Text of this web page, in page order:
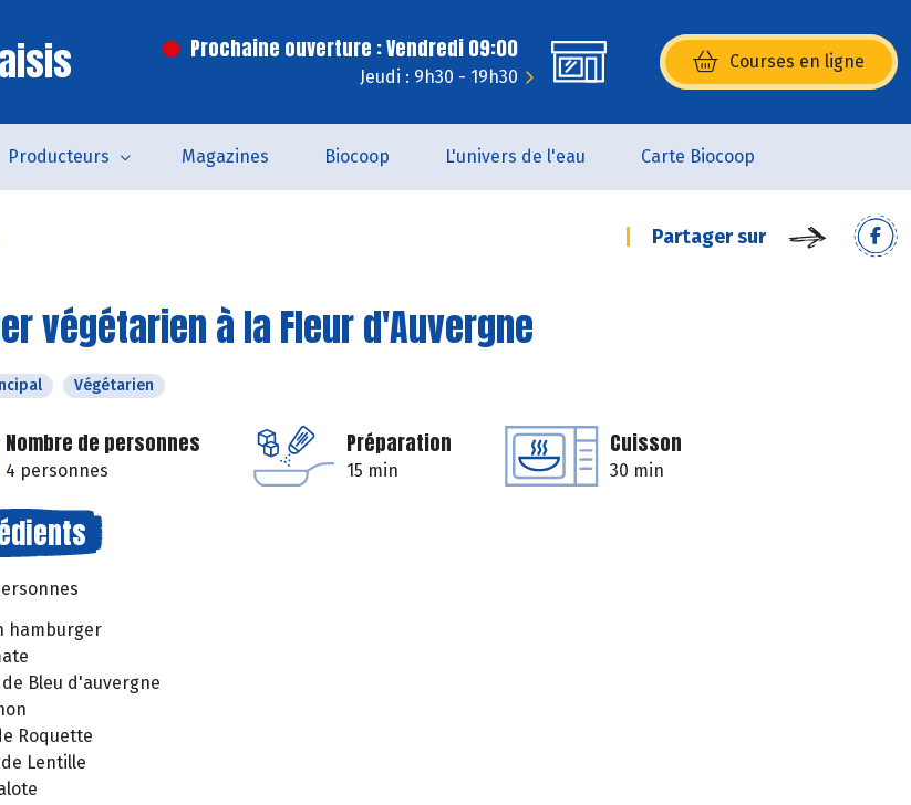
Prochaine ouverture : Vendredi 09:00
Jeudi : 9h30 - 19h30
Courses en ligne
(s’ouvre dans une nouvelle
Producteurs Magazines Biocoop L'univers de l'eau Carte Biocoop
Partager sur
végétarien à la Fleur d'Auvergne
Végétarien
Nombre de personnes
4 personnes
Préparation
15 min
Cuisson
30 min
hamburger
de Bleu d'auvergne
Roquette
de Lentille